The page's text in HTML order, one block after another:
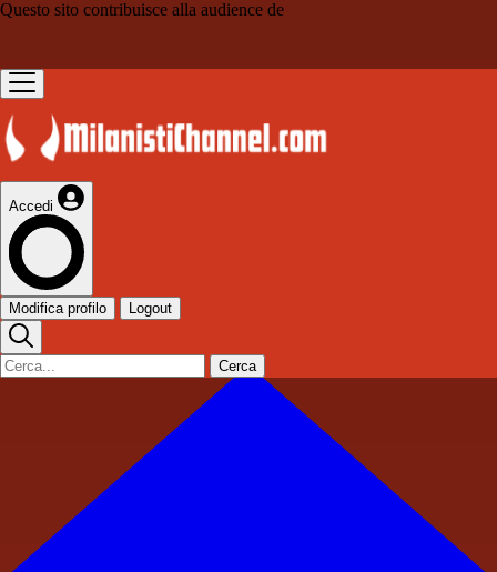
Questo sito contribuisce alla audience de
Accedi
Modifica profilo Logout
Cerca